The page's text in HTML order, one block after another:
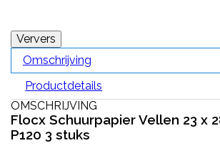
Omschrijving
Productdetails
OMSCHRIJVING
Flocx Schuurpapier Vellen 23 x
P120 3 stuks